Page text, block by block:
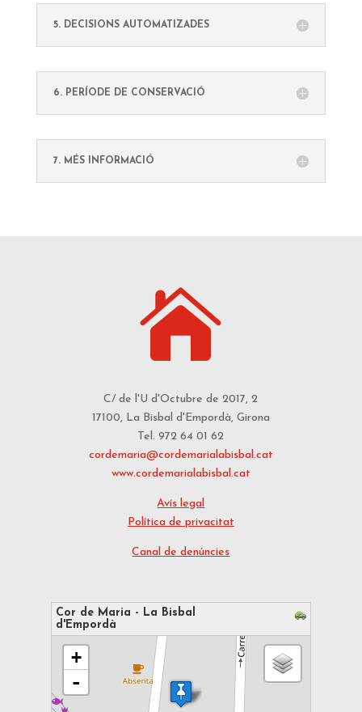
5. DECISIONS AUTOMATIZADES
6. PERÍODE DE CONSERVACIÓ
7. MÉS INFORMACIÓ

C/ de l'U d'Octubre de 2017, 2
17100, La Bisbal d'Empordà, Girona
Tel. 972 64 01 62
cordemaria@cordemarialabisbal.cat
www.cordemarialabisbal.cat
Avís legal
Política de privacitat
Canal de denúncies
Cor de Maria - La Bisbal
d'Empordà
s'està carregant el mapa - espereu...
+
-